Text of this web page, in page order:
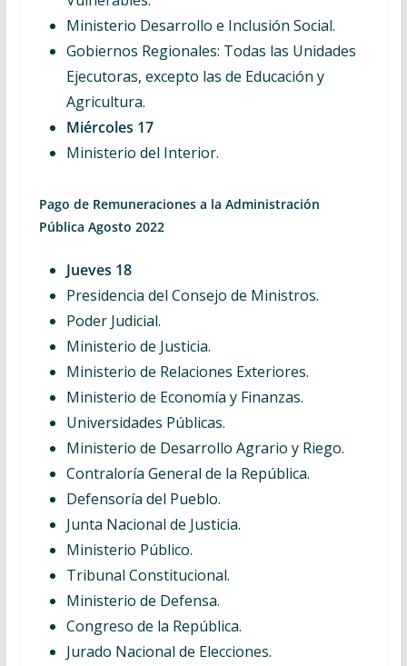
Ministerio Desarrollo e Inclusión Social.
Gobiernos Regionales: Todas las Unidades
Ejecutoras, excepto las de Educación y
Agricultura.
Miércoles 17
Ministerio del Interior.
Pago de Remuneraciones a la Administración
Pública Agosto 2022
Jueves 18
Presidencia del Consejo de Ministros.
Poder Judicial.
Ministerio de Justicia.
Ministerio de Relaciones Exteriores.
Ministerio de Economía y Finanzas.
Universidades Públicas.
Ministerio de Desarrollo Agrario y Riego.
Contraloría General de la República.
Defensoría del Pueblo.
Junta Nacional de Justicia.
Ministerio Público.
Tribunal Constitucional.
Ministerio de Defensa.
Congreso de la República.
Jurado Nacional de Elecciones.